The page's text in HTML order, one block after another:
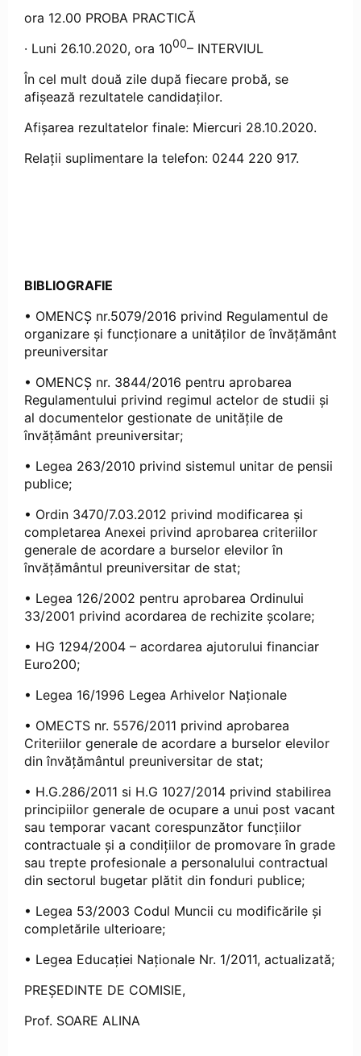
ora 12.00 PROBA PRACTICĂ
· Luni 26.10.2020, ora 1000– INTERVIUL
În cel mult două zile după fiecare probă, se
afișează rezultatele candidaților.
Afișarea rezultatelor finale: Miercuri 28.10.2020.
Relații suplimentare la telefon: 0244 220 917.
BIBLIOGRAFIE
• OMENCȘ nr.5079/2016 privind Regulamentul de
organizare şi funcţionare a unităţilor de învăţământ
preuniversitar
• OMENCȘ nr. 3844/2016 pentru aprobarea
Regulamentului privind regimul actelor de studii şi
al documentelor gestionate de unităţile de
învăţământ preuniversitar;
• Legea 263/2010 privind sistemul unitar de pensii
publice;
• Ordin 3470/7.03.2012 privind modificarea şi
completarea Anexei privind aprobarea criteriilor
generale de acordare a burselor elevilor în
învățământul preuniversitar de stat;
• Legea 126/2002 pentru aprobarea Ordinului
33/2001 privind acordarea de rechizite şcolare;
• HG 1294/2004 – acordarea ajutorului financiar
Euro200;
• Legea 16/1996 Legea Arhivelor Naţionale
• OMECTS nr. 5576/2011 privind aprobarea
Criteriilor generale de acordare a burselor elevilor
din învăţământul preuniversitar de stat;
• H.G.286/2011 si H.G 1027/2014 privind stabilirea
principiilor generale de ocupare a unui post vacant
sau temporar vacant corespunzător funcțiilor
contractuale și a condițiilor de promovare în grade
sau trepte profesionale a personalului contractual
din sectorul bugetar plătit din fonduri publice;
• Legea 53/2003 Codul Muncii cu modificările şi
completările ulterioare;
• Legea Educaţiei Naţionale Nr. 1/2011, actualizată;
PREȘEDINTE DE COMISIE,
Prof. SOARE ALINA